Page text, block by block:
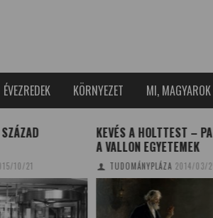
ÉVEZREDEK KÖRNYEZET MI, MAGYAROK
KEVÉS A HOLTTEST –
A VALLON EGYETEMEK
TUDOMÁNYPLÁZA 2014/03/25